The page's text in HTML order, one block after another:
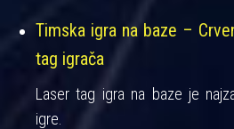
Timska igra na baze –
tag igrača
Laser tag igra na baze je
igre.